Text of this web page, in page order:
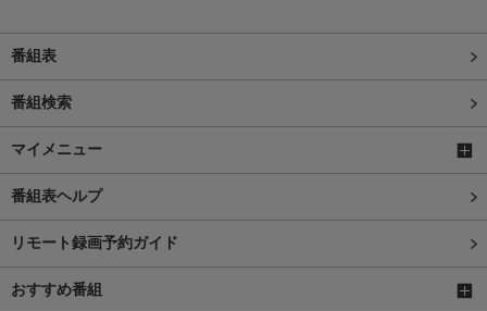
番組表
番組検索
マイメニュー
番組表ヘルプ
リモート録画予約ガイド
おすすめ番組